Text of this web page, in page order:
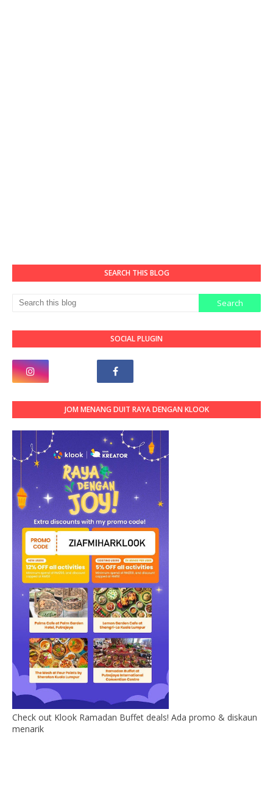
SEARCH THIS BLOG
SOCIAL PLUGIN
JOM MENANG DUIT RAYA DENGAN KLOOK
Check out Klook Ramadan Buffet deals! Ada promo & diskaun
menarik